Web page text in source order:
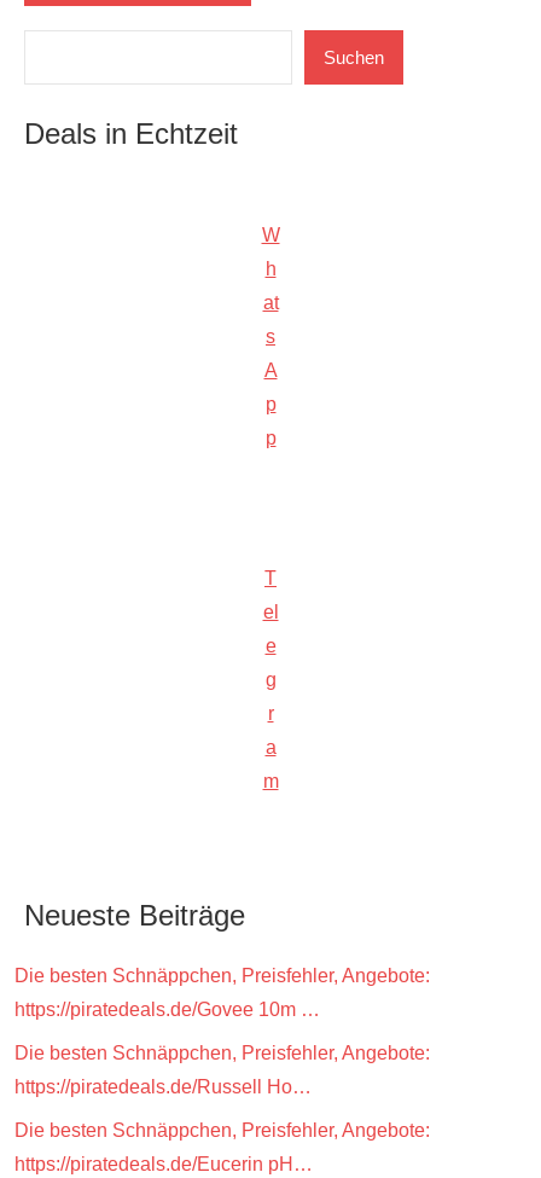
Suchen
Deals in Echtzeit
W
h
at
s
A
p
p
T
el
e
g
r
a
m
Neueste Beiträge
Die besten Schnäppchen, Preisfehler, Angebote:
https://piratedeals.de/Govee 10m …
Die besten Schnäppchen, Preisfehler, Angebote:
https://piratedeals.de/Russell Ho…
Die besten Schnäppchen, Preisfehler, Angebote:
https://piratedeals.de/Eucerin pH…